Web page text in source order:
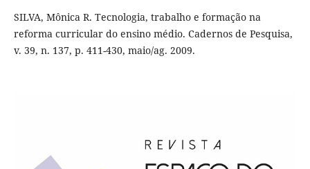
SILVA, Mônica R. Tecnologia, trabalho e formação na
reforma curricular do ensino médio. Cadernos de Pesquisa,
v. 39, n. 137, p. 411-430, maio/ag. 2009.